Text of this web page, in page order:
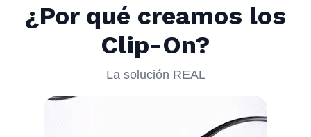
¿Por qué creamos los
Clip-On?
La solución REAL